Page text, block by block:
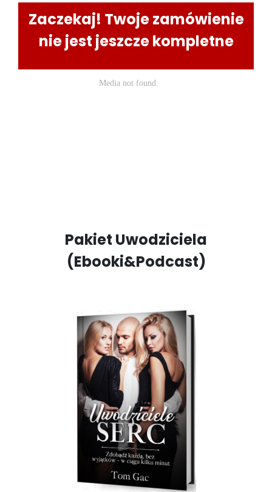
Zaczekaj! Twoje zamówienie
nie jest jeszcze kompletne
Pakiet Uwodziciela
(Ebooki&Podcast)